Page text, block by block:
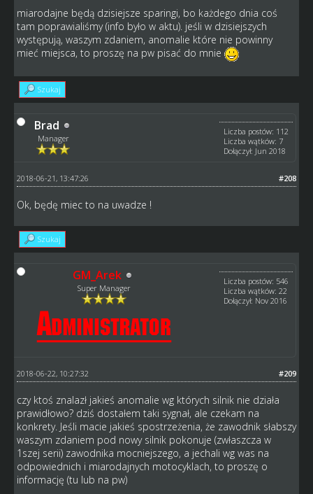
miarodajne będą dzisiejsze sparingi, bo każdego dnia coś
tam poprawialiśmy (info było w aktu). jeśli w dzisiejszych
występują, waszym zdaniem, anomalie które nie powinny
mieć miejsca, to proszę na pw pisać do mnie
Szukaj
Brad
Manager
Liczba postów: 112
Liczba wątków: 7
Dołączył: Jun 2018
#208
2018-06-21, 13:47:26
Ok, będę miec to na uwadze !
Szukaj
GM_Arek
Super Manager
Liczba postów: 546
Liczba wątków: 22
Dołączył: Nov 2016
#209
2018-06-22, 10:27:32
czy ktoś znalazł jakieś anomalie wg których silnik nie działa
prawidłowo? dziś dostałem taki sygnał, ale czekam na
konkrety. Jeśli macie jakieś spostrzeżenia, że zawodnik słabszy
waszym zdaniem pod nowy silnik pokonuje (zwłaszcza w
1szej serii) zawodnika mocniejszego, a jechali wg was na
odpowiednich i miarodajnych motocyklach, to proszę o
informację (tu lub na pw)